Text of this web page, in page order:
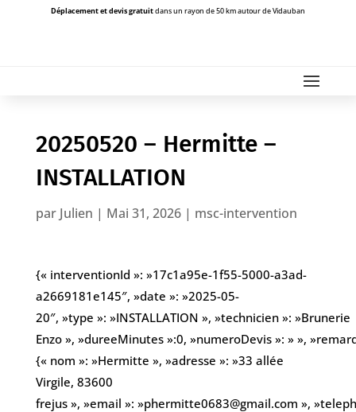
Déplacement et devis gratuitdans un rayon de 50 km autour de Vidauban
20250520 – Hermitte –
INSTALLATION
par Julien | Mai 31, 2026| msc-intervention
{« interventionId »: »17c1a95e-1f55-5000-a3ad-
a2669181e145″, »date »: »2025-05-
20″, »type »: »INSTALLATION », »technicien »: »Brunerie
Enzo », »dureeMinutes »:0, »numeroDevis »: » »,
{« nom »: »Hermitte », »adresse »: »33 allée
Virgile, 83600
frejus », »email »: »phermitte0683@gmail.com »,